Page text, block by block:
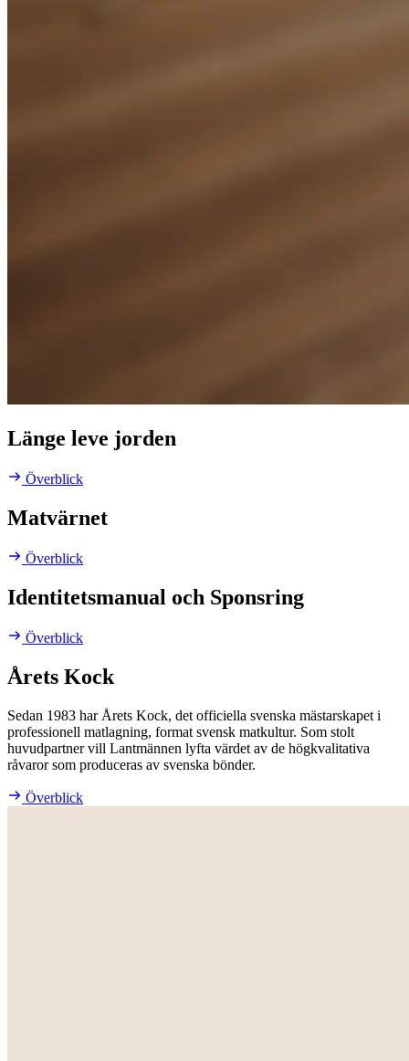
Länge leve jorden
Överblick
Matvärnet
Överblick
Identitetsmanual och Sponsring
Överblick
Årets Kock
Sedan 1983 har Årets Kock, det officiella svenska mästarskapet i
professionell matlagning, format svensk matkultur. Som stolt
huvudpartner vill Lantmännen lyfta värdet av de högkvalitativa
råvaror som produceras av svenska bönder.
Överblick